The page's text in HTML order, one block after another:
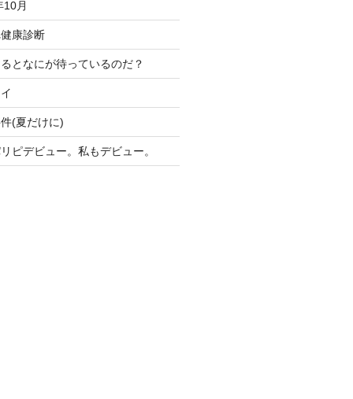
10月
康診断
となにが待っているのだ？
(夏だけに)
ピデビュー。私もデビュー。